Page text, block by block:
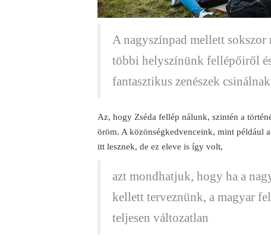
A nagyszínpad mellett sokszor
többi helyszínünk fellépőiről
fantasztikus zenészek
Az, hogy Zséda fellép nálunk, szintén a
öröm. A közönségkedvenceink, mint például
itt lesznek, de ez eleve is így volt,
azt mondhatjuk, hogy ha a
kellett terveznünk, a magyar
teljesen változatlan